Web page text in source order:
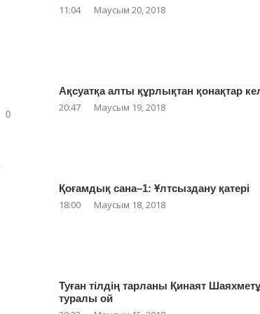
0
11:04 Маусым 20, 2018
Ақсуатқа алты құрлықтан қонақтар
20:47 Маусым 19, 2018
Қоғамдық сана–1: Ұлтсыздану қатері
18:00 Маусым 18, 2018
Туған тілдің тарланы Қинаят
туралы ой